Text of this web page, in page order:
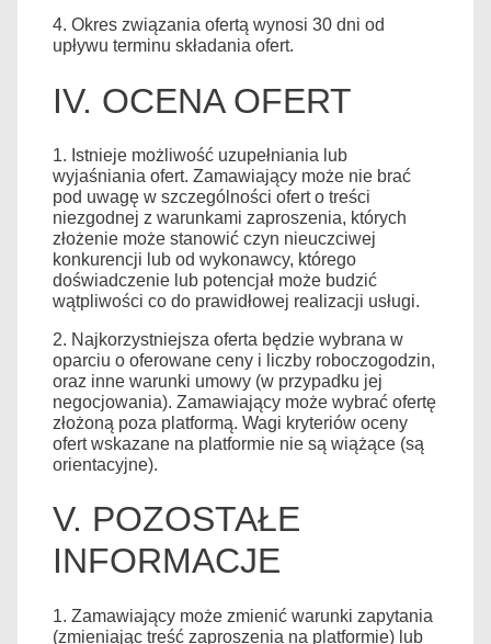
4. Okres związania ofertą wynosi 30 dni od
upływu terminu składania ofert.
IV. OCENA OFERT
1. Istnieje możliwość uzupełniania lub
wyjaśniania ofert. Zamawiający może nie brać
pod uwagę w szczególności ofert o treści
niezgodnej z warunkami zaproszenia, których
złożenie może stanowić czyn nieuczciwej
konkurencji lub od wykonawcy, którego
doświadczenie lub potencjał może budzić
wątpliwości co do prawidłowej realizacji usługi.
2. Najkorzystniejsza oferta będzie wybrana w
oparciu o oferowane ceny i liczby roboczogodzin,
oraz inne warunki umowy (w przypadku jej
negocjowania). Zamawiający może wybrać ofertę
złożoną poza platformą. Wagi kryteriów oceny
ofert wskazane na platformie nie są wiążące (są
orientacyjne).
V. POZOSTAŁE
INFORMACJE
1. Zamawiający może zmienić warunki zapytania
(zmieniając treść zaproszenia na platformie) lub